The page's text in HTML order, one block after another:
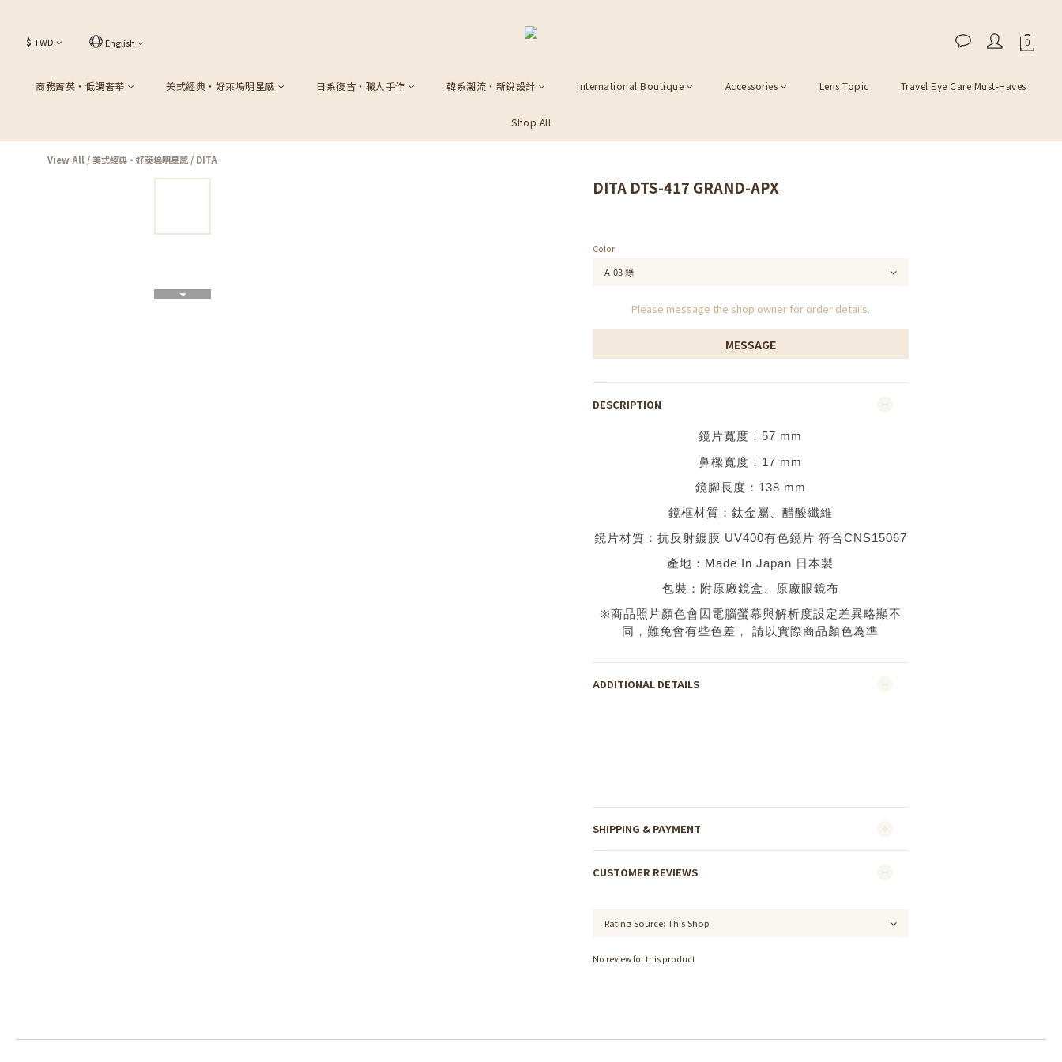
$ TWD English
商務菁英・低調奢華 美式經典・好萊塢明星感 日系復古・職人手作 韓系潮流・新銳設計 International Boutique Accessories Lens Topic Travel Eye Care Must-Haves
Shop All
View All /美式經典・好萊塢明星感 / DITA
DITA DTS-417 GRAND-APX
Color
Please message the shop owner for order details.
MESSAGE
DESCRIPTION
鏡片寬度： 57 mm
鼻樑寬度： 17 mm
鏡腳長度： 138 mm
鏡框材質： 鈦金屬、醋酸纖維
鏡片材質： 抗反射鍍膜 UV400有色鏡片 符合CNS15067
產地： Made In Japan 日本製
包裝：附原廠鏡盒、原廠眼鏡布
※商品照片顏色會因電腦螢幕與解析度設定差異略顯不
同，難免會有些色差，
請以實際商品顏色為準
ADDITIONAL DETAILS
SHIPPING & PAYMENT
CUSTOMER REVIEWS
No review for this product